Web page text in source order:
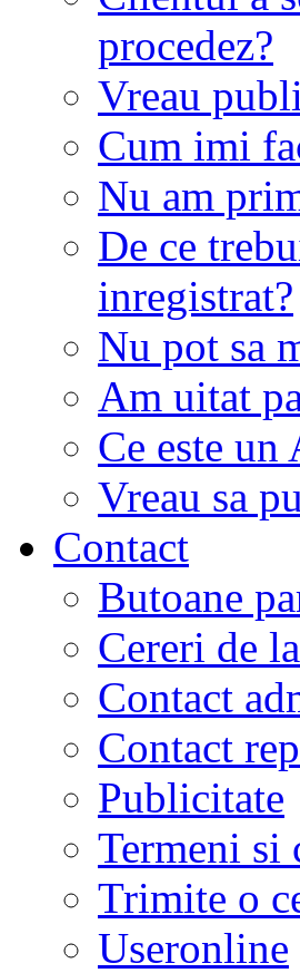
procedez?
Vreau
Cum imi
Nu am
De ce
inregistrat?
Nu pot sa
Am uitat
Ce este
Vreau sa
Contact
Butoane
Cereri de
Contact
Contact
Publicitate
Termeni si
Trimite o
Useronline